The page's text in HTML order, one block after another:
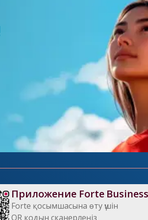
Приложение Forte
Forte қосымшасына өту үшін
QR кодын сканерлеңіз